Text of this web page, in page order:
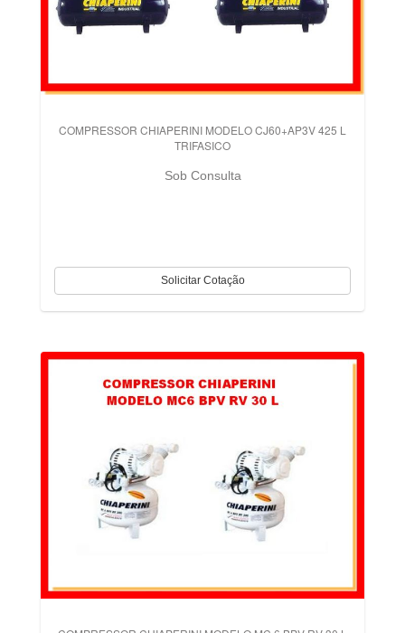
COMPRESSOR CHIAPERINI MODELO CJ60+AP3V 425 L
TRIFASICO
Sob Consulta